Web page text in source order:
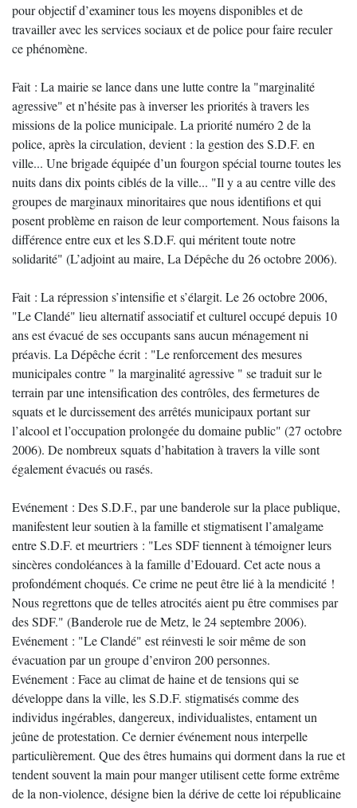
pour objectif d’examiner tous les moyens disponibles et de
travailler avec les services sociaux et de police pour faire reculer
ce phénomène.
Fait : La mairie se lance dans une lutte contre la "marginalité
agressive" et n’hésite pas à inverser les priorités à travers les
missions de la police municipale. La priorité numéro 2 de la
police, après la circulation, devient : la gestion des S.D.F. en
ville... Une brigade équipée d’un fourgon spécial tourne toutes les
nuits dans dix points ciblés de la ville... "Il y a au centre ville des
groupes de marginaux minoritaires que nous identifions et qui
posent problème en raison de leur comportement. Nous faisons la
différence entre eux et les S.D.F. qui méritent toute notre
solidarité" (L’adjoint au maire, La Dépêche du 26 octobre 2006).
Fait : La répression s’intensifie et s’élargit. Le 26 octobre 2006,
"Le Clandé" lieu alternatif associatif et culturel occupé depuis 10
ans est évacué de ses occupants sans aucun ménagement ni
préavis. La Dépêche écrit : "Le renforcement des mesures
municipales contre " la marginalité agressive " se traduit sur le
terrain par une intensification des contrôles, des fermetures de
squats et le durcissement des arrêtés municipaux portant sur
l’alcool et l’occupation prolongée du domaine public" (27 octobre
2006). De nombreux squats d’habitation à travers la ville sont
également évacués ou rasés.
Evénement : Des S.D.F., par une banderole sur la place publique,
manifestent leur soutien à la famille et stigmatisent l’amalgame
entre S.D.F. et meurtriers : "Les SDF tiennent à témoigner leurs
sincères condoléances à la famille d’Edouard. Cet acte nous a
profondément choqués. Ce crime ne peut être lié à la mendicité !
Nous regrettons que de telles atrocités aient pu être commises par
des SDF." (Banderole rue de Metz, le 24 septembre 2006).
Evénement : "Le Clandé" est réinvesti le soir même de son
évacuation par un groupe d’environ 200 personnes.
Evénement : Face au climat de haine et de tensions qui se
développe dans la ville, les S.D.F. stigmatisés comme des
individus ingérables, dangereux, individualistes, entament un
jeûne de protestation. Ce dernier événement nous interpelle
particulièrement. Que des êtres humains qui dorment dans la rue et
tendent souvent la main pour manger utilisent cette forme extrême
de la non-violence, désigne bien la dérive de cette loi républicaine